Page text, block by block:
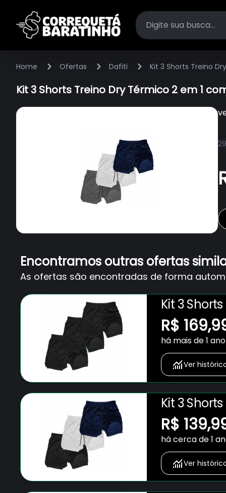
Home Ofertas Dafiti Kit 3 Shorts Treino
Kit 3 Shorts Treino Dry Térmico 2 em 1
Encontramos outras ofertas
As ofertas são encontradas de forma
Kit 3
Bolso para
Fitness
R$
há mais de 1 ano
Ver
Kit 3
Bolso para
Fitness
R$
há cerca de 1
Ver